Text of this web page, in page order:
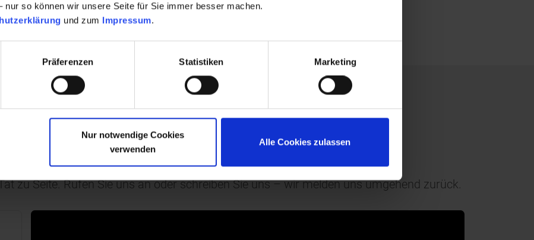
nur so können wir unsere Seite für Sie immer besser machen.
und zum Impressum.
Präferenzen Statistiken Marketing
Nur notwendige Cookies
verwenden
Alle Cookies zulassen
Ihre Ansprechpartner
zu Seite. Rufen Sie uns an oder schreiben Sie uns – wir melden uns umgehend zurück.